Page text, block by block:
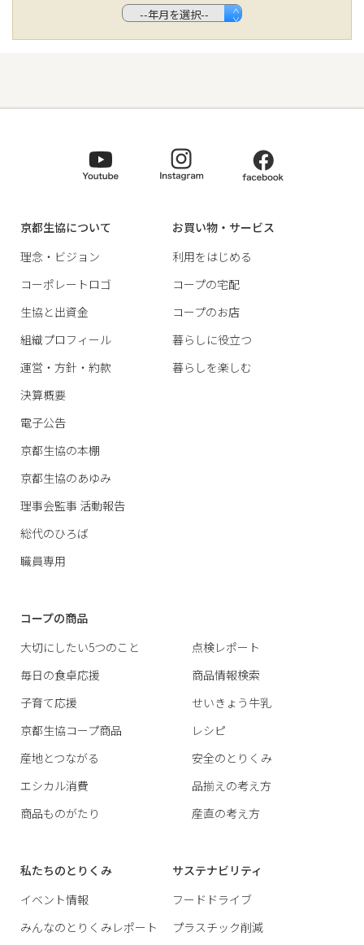
京都生協について
理念・ビジョン
コーポレートロゴ
生協と出資金
組織プロフィール
運営・方針・約款
決算概要
電子公告
京都生協の本棚
京都生協のあゆみ
理事会監事 活動報告
総代のひろば
職員専用
お買い物・サービス
利用をはじめる
コープの宅配
コープのお店
暮らしに役立つ
暮らしを楽しむ
コープの商品
大切にしたい5つのこと
毎日の食卓応援
子育て応援
京都生協コープ商品
産地とつながる
エシカル消費
商品ものがたり
点検レポート
商品情報検索
せいきょう牛乳
レシピ
安全のとりくみ
品揃えの考え方
産直の考え方
私たちのとりくみ
イベント情報
みんなのとりくみレポート
サステナビリティ
フードドライブ
プラスチック削減